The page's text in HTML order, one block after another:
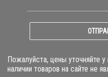
Пожалуйста, цены уточняйте
наличии товаров на сайте не